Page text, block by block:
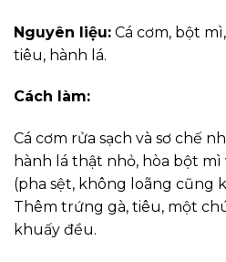
Nguyên liệu: Cá cơm, bột
tiêu, hành lá.
Cách làm:
Cá cơm rửa sạch và sơ chế
hành lá thật nhỏ, hòa bột mì
(pha sệt, không loãng cũng
Thêm trứng gà, tiêu, một
khuấy đều.